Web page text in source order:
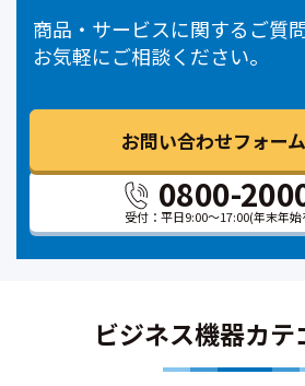
商品・サービスに関するご質問
お気軽にご相談ください。
0800-
受付：平日9:00～17:00(年末年始
お問い合わせフォー
ビジネス機器カテ